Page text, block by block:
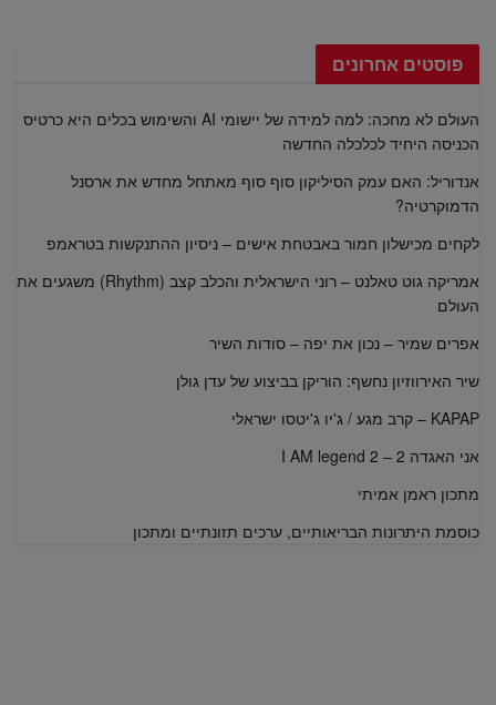
פוסטים אחרונים
העולם לא מחכה: למה למידה של יישומי AI והשימוש בכלים היא כרטיס
הכניסה היחיד לכלכלה החדשה
אנדוריל: האם עמק הסיליקון סוף סוף מאתחל מחדש את ארסנל
הדמוקרטיה?
לקחים מכישלון חמור באבטחת אישים – ניסיון ההתנקשות בטראמפ
אמריקה גוט טאלנט – רוני הישראלית והכלב קצב (Rhythm) משגעים את
העולם
אפרים שמיר – נכון את יפה – סודות השיר
שיר האירווזיון נחשף: הוריקן בביצוע של עדן גולן
KAPAP – קרב מגע / ג'יו ג'יטסו ישראלי
אני האגדה 2 – I AM legend 2
מתכון ראמן אמיתי
כוסמת היתרונות הבריאותיים, ערכים תזונתיים ומתכון